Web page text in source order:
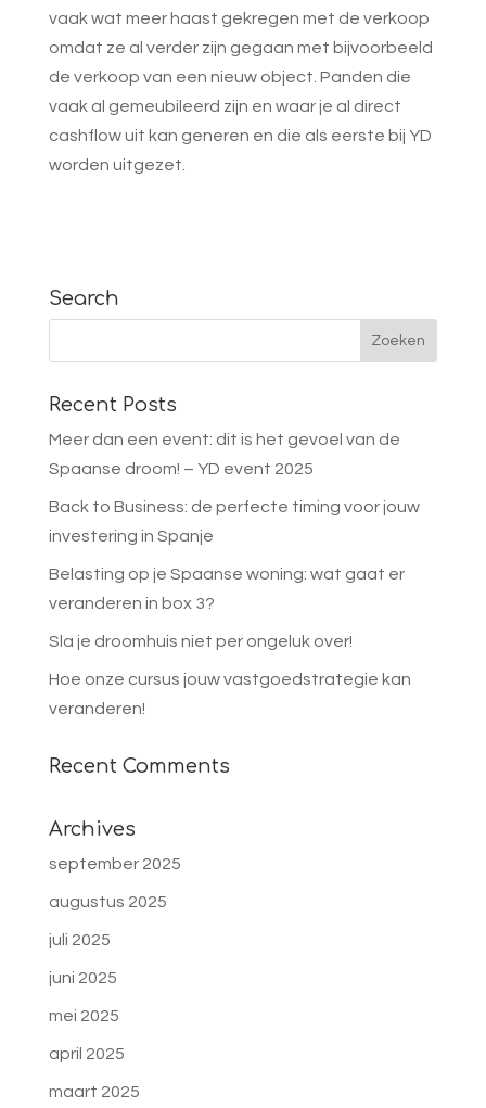
vaak wat meer haast gekregen met de verkoop
omdat ze al verder zijn gegaan met bijvoorbeeld
de verkoop van een nieuw object. Panden die
vaak al gemeubileerd zijn en waar je al direct
cashflow uit kan generen en die als eerste bij YD
worden uitgezet.
Search
Recent Posts
Meer dan een event: dit is het gevoel van de
Spaanse droom! – YD event 2025
Back to Business: de perfecte timing voor jouw
investering in Spanje
Belasting op je Spaanse woning: wat gaat er
veranderen in box 3?
Sla je droomhuis niet per ongeluk over!
Hoe onze cursus jouw vastgoedstrategie kan
veranderen!
Recent Comments
Archives
september 2025
augustus 2025
juli 2025
juni 2025
mei 2025
april 2025
maart 2025